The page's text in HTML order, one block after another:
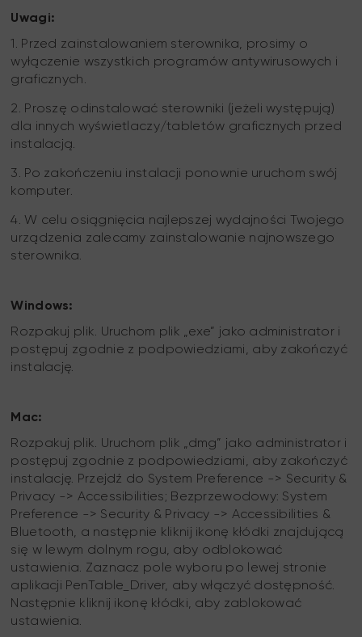
Uwagi:
1. Przed zainstalowaniem sterownika, prosimy o
wyłączenie wszystkich programów antywirusowych i
graficznych.
2. Proszę odinstalować sterowniki (jeżeli występują)
dla innych wyświetlaczy/tabletów graficznych przed
instalacją.
3. Po zakończeniu instalacji ponownie uruchom swój
komputer.
4. W celu osiągnięcia najlepszej wydajności Twojego
urządzenia zalecamy zainstalowanie najnowszego
sterownika.
Windows:
Rozpakuj plik. Uruchom plik „exe” jako administrator i
postępuj zgodnie z podpowiedziami, aby zakończyć
instalację.
Mac:
Rozpakuj plik. Uruchom plik „dmg” jako administrator i
postępuj zgodnie z podpowiedziami, aby zakończyć
instalację. Przejdź do System Preference -> Security &
Privacy -> Accessibilities; Bezprzewodowy: System
Preference -> Security & Privacy -> Accessibilities &
Bluetooth, a następnie kliknij ikonę kłódki znajdującą
się w lewym dolnym rogu, aby odblokować
ustawienia. Zaznacz pole wyboru po lewej stronie
aplikacji PenTable_Driver, aby włączyć dostępność.
Następnie kliknij ikonę kłódki, aby zablokować
ustawienia.